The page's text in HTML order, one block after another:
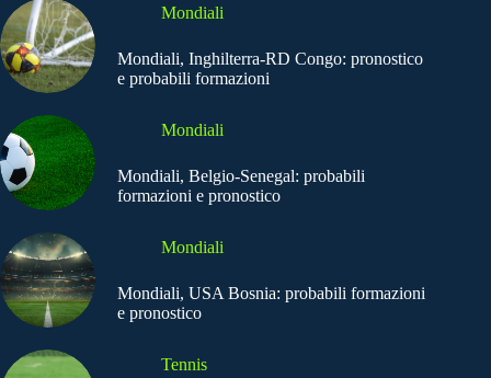
Mondiali
Mondiali, Inghilterra-RD Congo: pronostico
e probabili formazioni
Mondiali
Mondiali, Belgio-Senegal: probabili
formazioni e pronostico
Mondiali
Mondiali, USA Bosnia: probabili formazioni
e pronostico
Tennis